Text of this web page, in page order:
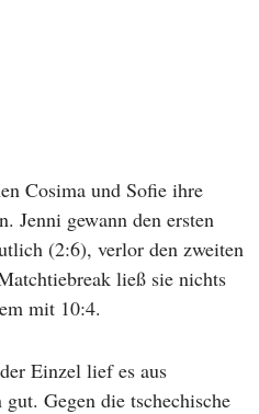
Cosima und Sofie ihre
Jenni gewann den ersten
(2:6), verlor den zweiten
ließ sie nichts
mit 10:4.
Einzel lief es aus
Gegen die tschechische